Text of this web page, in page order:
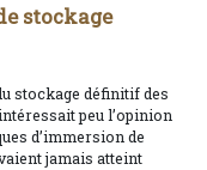
stockage
stockage définitif des
peu l’opinion
d’immersion de
jamais atteint